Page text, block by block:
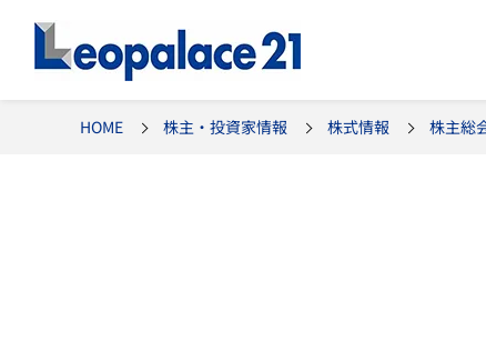
HOME 株主・投資家情報 株式情報 株主総